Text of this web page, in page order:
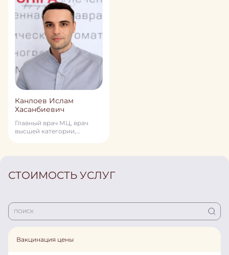
Канлоев Ислам
Хасанбиевич
Главный врач МЦ, врач
высшей категории,
СТОИМОСТЬ УСЛУГ
Вакцинация цены